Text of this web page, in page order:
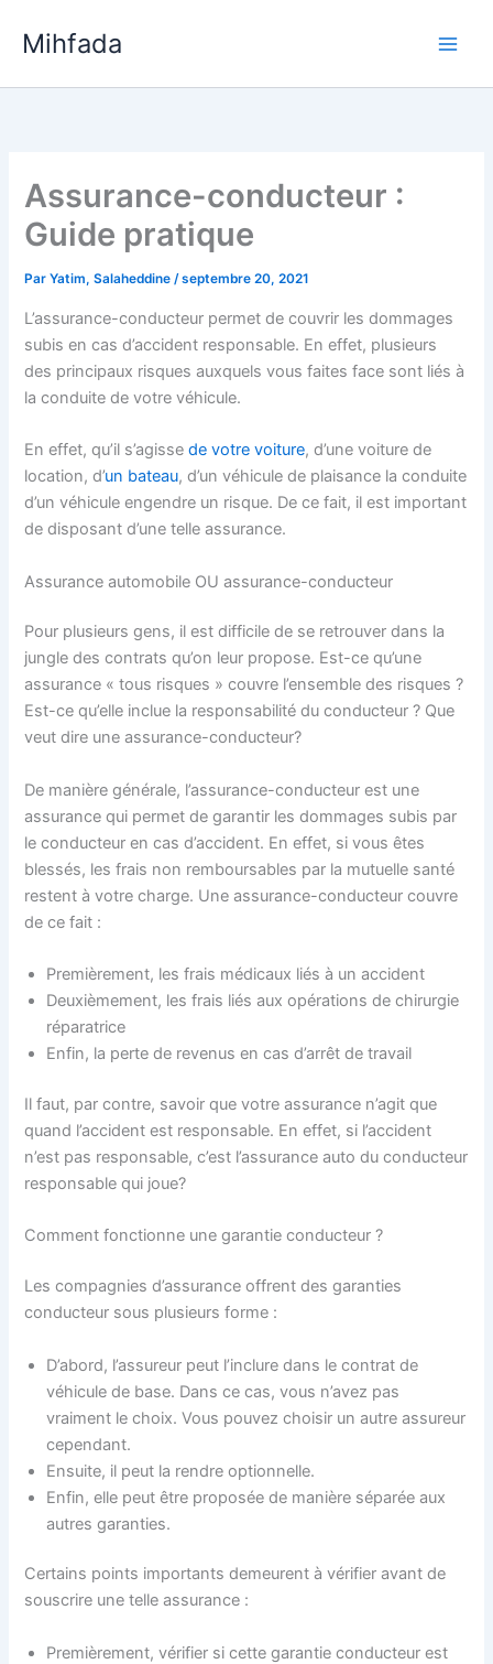
Mihfada
Assurance-conducteur :
Guide pratique
ParYatim, Salaheddine/septembre 20, 2021
L’assurance-conducteur permet de couvrir les dommages
subis en cas d’accident responsable. En effet, plusieurs
des principaux risques auxquels vous faites face sont liés à
la conduite de votre véhicule.
En effet, qu’il s’agissede votre voiture, d’une voiture de
location, d’un bateau, d’un véhicule de plaisance la conduite
d’un véhicule engendre un risque. De ce fait, il est important
de disposant d’une telle assurance.
Assurance automobile OU assurance-conducteur
Pour plusieurs gens, il est difficile de se retrouver dans la
jungle des contrats qu’on leur propose. Est-ce qu’une
assurance « tous risques » couvre l’ensemble des risques ?
Est-ce qu’elle inclue la responsabilité du conducteur ? Que
veut dire une assurance-conducteur?
De manière générale, l’assurance-conducteur est une
assurance qui permet de garantir les dommages subis par
le conducteur en cas d’accident. En effet, si vous êtes
blessés, les frais non remboursables par la mutuelle santé
restent à votre charge. Une assurance-conducteur couvre
de ce fait :
Premièrement, les frais médicaux liés à un accident
Deuxièmement, les frais liés aux opérations de chirurgie
réparatrice
Enfin, la perte de revenus en cas d’arrêt de travail
Il faut, par contre, savoir que votre assurance n’agit que
quand l’accident est responsable. En effet, si l’accident
n’est pas responsable, c’est l’assurance auto du conducteur
responsable qui joue?
Comment fonctionne une garantie conducteur ?
Les compagnies d’assurance offrent des garanties
conducteur sous plusieurs forme :
D’abord, l’assureur peut l’inclure dans le contrat de
véhicule de base. Dans ce cas, vous n’avez pas
vraiment le choix. Vous pouvez choisir un autre assureur
cependant.
Ensuite, il peut la rendre optionnelle.
Enfin, elle peut être proposée de manière séparée aux
autres garanties.
Certains points importants demeurent à vérifier avant de
souscrire une telle assurance :
Premièrement, vérifier si cette garantie conducteur est